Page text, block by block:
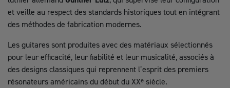
et veille au respect des standards historiques tout en intégrant
des méthodes de fabrication modernes.
Les guitares sont produites avec des matériaux sélectionnés
pour leur efficacité, leur fiabilité et leur musicalité, associés à
des designs classiques qui reprennent l’esprit des premiers
résonateurs américains du début du XXᵉ siècle.